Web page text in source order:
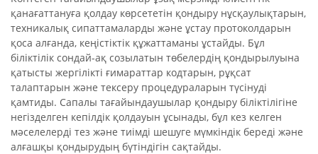
қанағаттануға қолдау көрсететін қондыру нұсқаулықтарын,
техникалық сипаттамаларды және ұстау протоколдарын
қоса алғанда, кеңістіктік құжаттаманы ұстайды. Бұл
біліктілік сондай-ақ созылатын төбелердің қондырылуына
қатысты жергілікті ғимараттар кодтарын, рұқсат
талаптарын және тексеру процедураларын түсінуді
қамтиды. Сапалы тағайындаушылар қондыру біліктілігіне
негізделген кепілдік қолдауын ұсынады, бұл кез келген
мәселелерді тез және тиімді шешуге мүмкіндік береді және
алғашқы қондырудың бүтіндігін сақтайды.